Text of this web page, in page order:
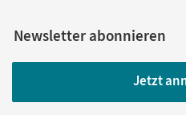
Newsletter abonnieren
Jetzt